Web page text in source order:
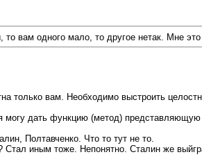
вам одного мало, то другое нетак. Мне
только вам. Необходимо выстроить
могу дать функцию (метод)
Полтавченко. Что то тут не то.
иным тоже. Непонятно. Сталин же